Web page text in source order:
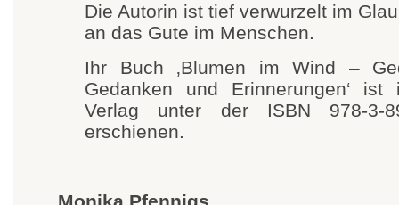
Die Autorin ist tief verwurzelt im
an das Gute im Menschen.
Ihr Buch ‚Blumen im Wind –
Gedanken und Erinnerungen‘ ist
Verlag unter der ISBN 978-3-
erschienen.